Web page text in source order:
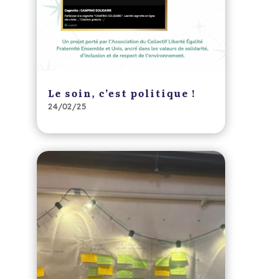
Le soin, c’est politique !
24/02/25